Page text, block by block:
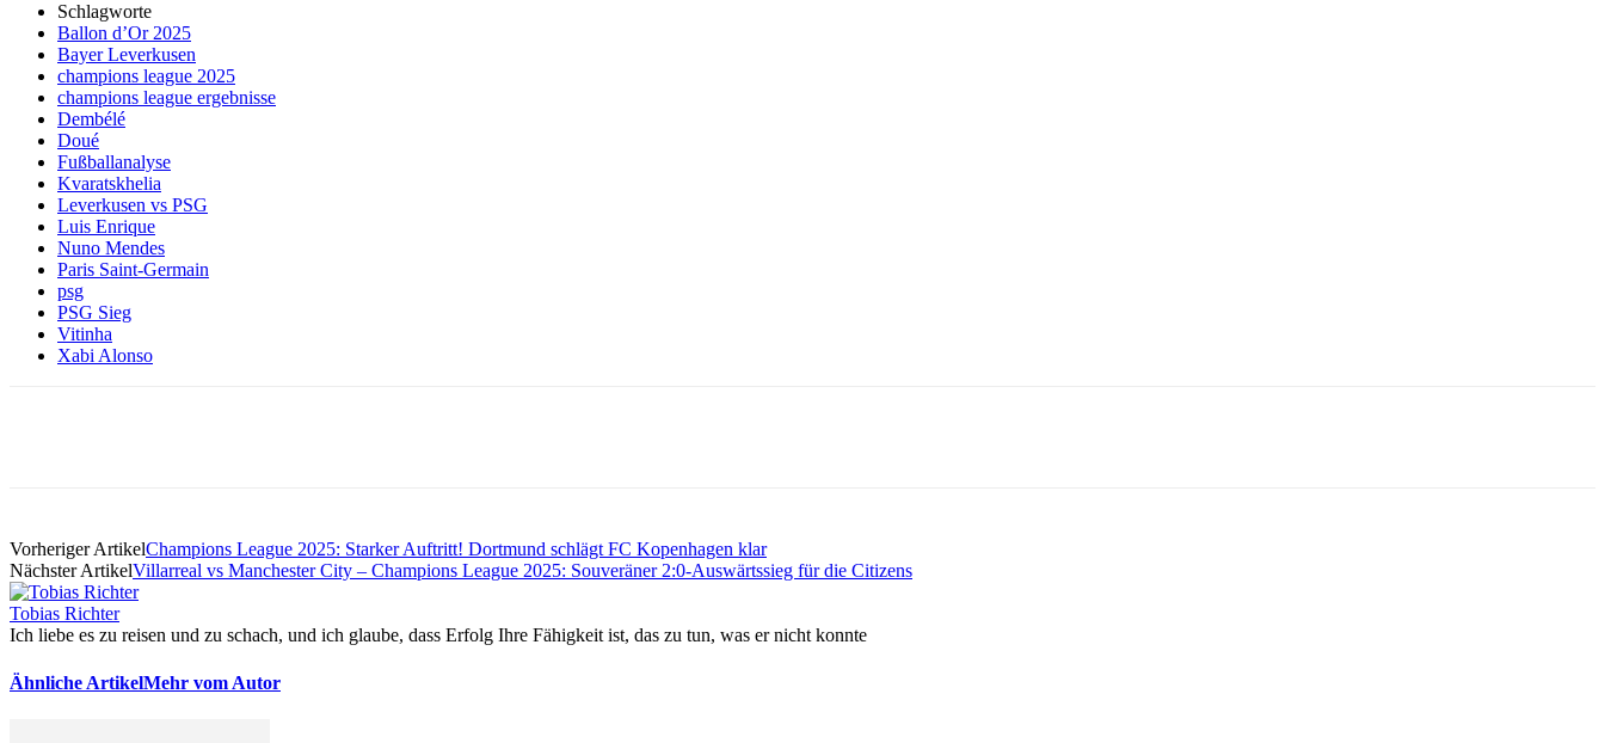
Schlagworte
Ballon d’Or 2025
Bayer Leverkusen
champions league 2025
champions league ergebnisse
Dembélé
Doué
Fußballanalyse
Kvaratskhelia
Leverkusen vs PSG
Luis Enrique
Nuno Mendes
Paris Saint-Germain
psg
PSG Sieg
Vitinha
Xabi Alonso
Vorheriger ArtikelChampions League 2025: Starker Auftritt! Dortmund schlägt FC Kopenhagen klar
Nächster ArtikelVillarreal vs Manchester City – Champions League 2025: Souveräner 2:0-Auswärtssieg für die Citizens
Tobias Richter
Ich liebe es zu reisen und zu schach, und ich glaube, dass Erfolg Ihre Fähigkeit ist, das zu tun, was er nicht konnte
Ähnliche ArtikelMehr vom Autor